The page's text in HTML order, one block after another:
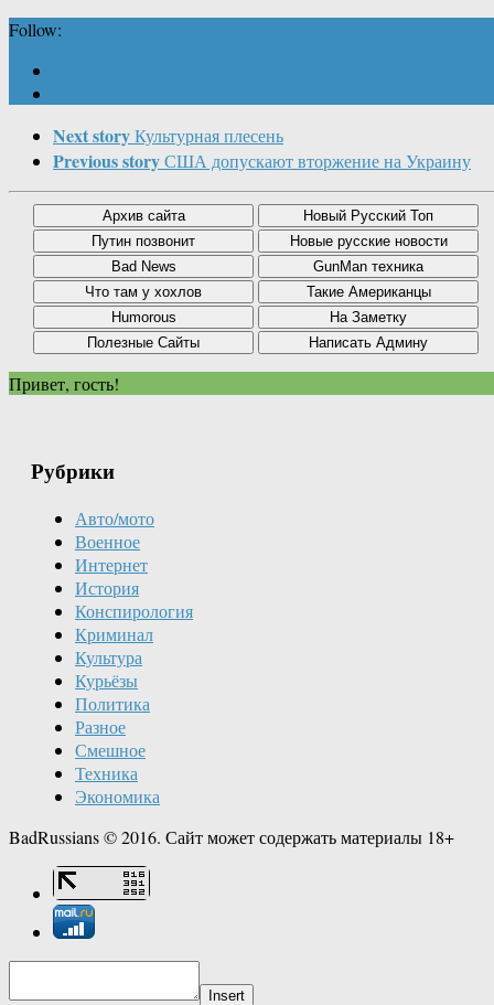
Follow:
Next storyКультурная плесень
Previous storyСША допускают вторжение на Украину
Привет, гость!
Рубрики
Авто/мото
Военное
Интернет
История
Конспирология
Криминал
Культура
Курьёзы
Политика
Разное
Смешное
Техника
Экономика
BadRussians © 2016. Сайт может содержать материалы 18+
Insert